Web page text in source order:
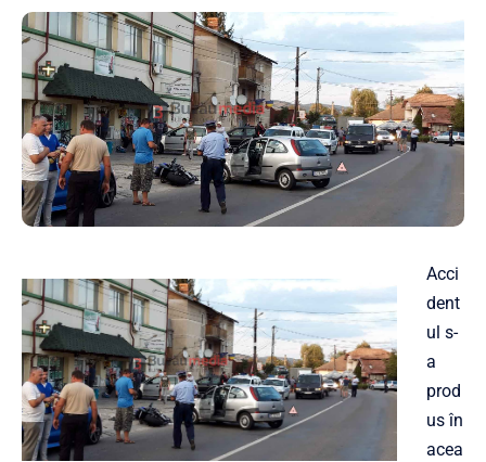
Acci
dent
ul s-
a
prod
us în
acea